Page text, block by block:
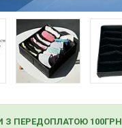
З ПЕРЕДОПЛАТОЮ 100ГРН